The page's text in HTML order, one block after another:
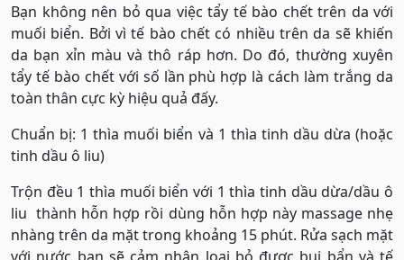
Bạn không nên bỏ qua việc tẩy tế bào chết trên da với
muối biển. Bởi vì tế bào chết có nhiều trên da sẽ khiến
da bạn xỉn màu và thô ráp hơn. Do đó, thường xuyên
tẩy tế bào chết với số lần phù hợp là cách làm trắng da
toàn thân cực kỳ hiệu quả đấy.
Chuẩn bị: 1 thìa muối biển và 1 thìa tinh dầu dừa (hoặc
tinh dầu ô liu)
Trộn đều 1 thìa muối biển với 1 thìa tinh dầu dừa/dầu ô
liu thành hỗn hợp rồi dùng hỗn hợp này massage nhẹ
nhàng trên da mặt trong khoảng 15 phút. Rửa sạch mặt